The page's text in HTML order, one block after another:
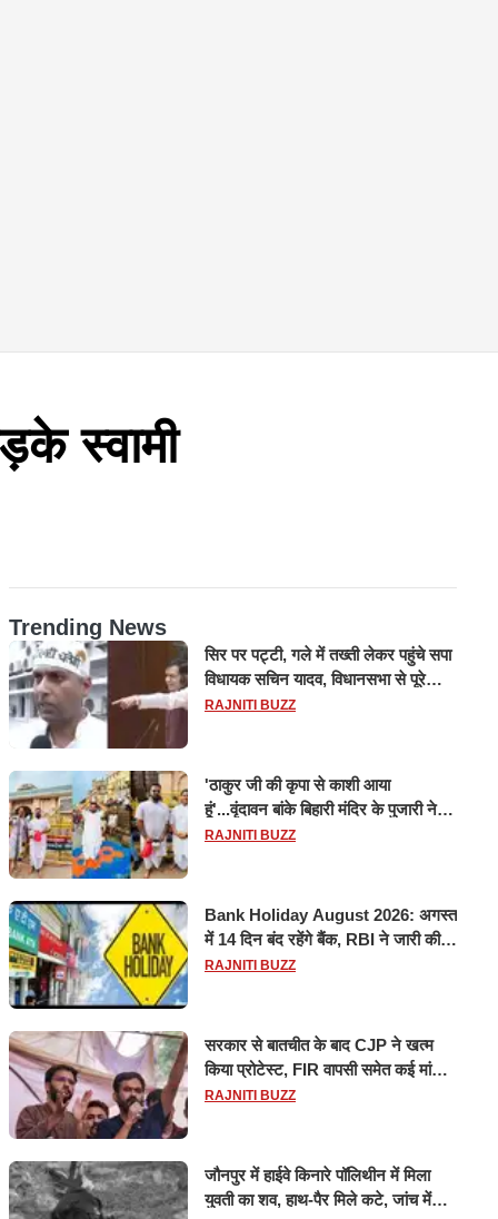
स्वामी
Trending News
सिर पर पट्टी, गले में तख्ती लेकर पहुंचे सपा
विधायक सचिन यादव, विधानसभा से पूरे
मानसून सत्र के लिए किया गया निलंबित
RAJNITI BUZZ
'ठाकुर जी की कृपा से काशी आया
हूं'...वृंदावन बांके बिहारी मंदिर के पुजारी ने
किया श्री काशी विश्वनाथ का जलाभिषेक
RAJNITI BUZZ
Bank Holiday August 2026: अगस्त
में 14 दिन बंद रहेंगे बैंक, RBI ने जारी की
छुट्टियों की लिस्ट​​​​​​​
RAJNITI BUZZ
सरकार से बातचीत के बाद CJP ने खत्म
किया प्रोटेस्ट, FIR वापसी समेत कई मांगों
पर बनी सहमति
RAJNITI BUZZ
जौनपुर में हाईवे किनारे पॉलिथीन में मिला
युवती का शव, हाथ-पैर मिले कटे, जांच में